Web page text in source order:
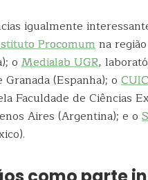
igualmente
Procomumna
o Medialab UGR,
(Espanha); o
Faculdade de Ciências
Aires (Argentina); e o